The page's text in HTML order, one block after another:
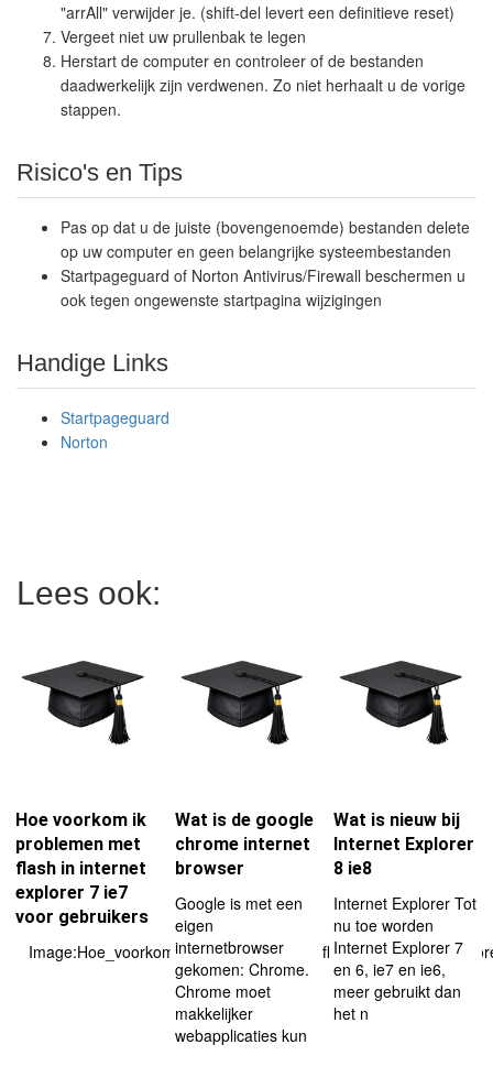
"arrAll" verwijder je. (shift-del levert een definitieve reset)
Vergeet niet uw prullenbak te legen
Herstart de computer en controleer of de bestanden
daadwerkelijk zijn verdwenen. Zo niet herhaalt u de vorige
stappen.
Risico's en Tips
Pas op dat u de juiste (bovengenoemde) bestanden delete
op uw computer en geen belangrijke systeembestanden
Startpageguard of Norton Antivirus/Firewall beschermen u
ook tegen ongewenste startpagina wijzigingen
Handige Links
Startpageguard
Norton
Lees ook:
Hoe voorkom ik
problemen met
flash in internet
explorer 7 ie7
voor gebruikers
Wat is de google
chrome internet
browser
Google is met een
eigen
internetbrowser
gekomen: Chrome.
Chrome moet
makkelijker
webapplicaties kun
Wat is nieuw bij
Internet Explorer
8 ie8
Internet Explorer Tot
nu toe worden
Internet Explorer 7
en 6, ie7 en ie6,
meer gebruikt dan
het n